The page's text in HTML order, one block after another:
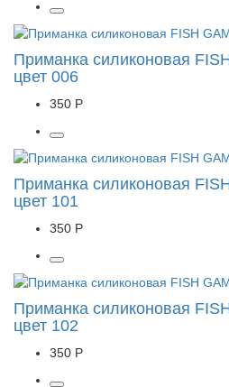
Приманка силиконовая
цвет 006
350 Р
Приманка силиконовая
цвет 101
350 Р
Приманка силиконовая
цвет 102
350 Р